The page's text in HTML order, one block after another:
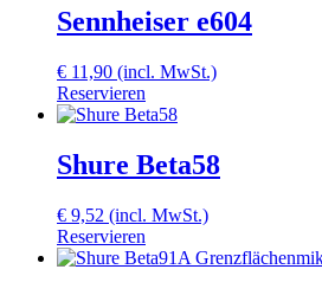
Sennheiser e604
€ 11,90 (incl. MwSt.)
Reservieren
Shure Beta58
€ 9,52 (incl. MwSt.)
Reservieren